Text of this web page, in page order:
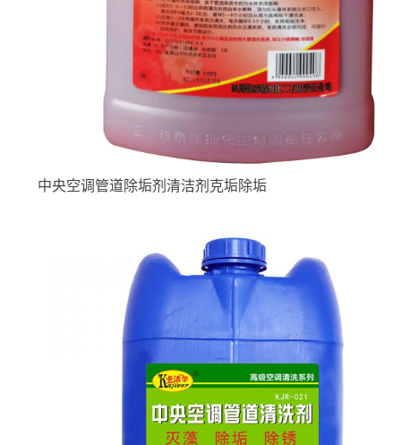
中央空调管道除垢剂清洁剂克垢除垢